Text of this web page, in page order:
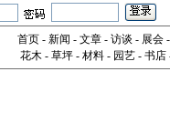
首页- 新闻 - 文章- 访谈 - 展会
花木- 草坪- 材料- 园艺- 书店